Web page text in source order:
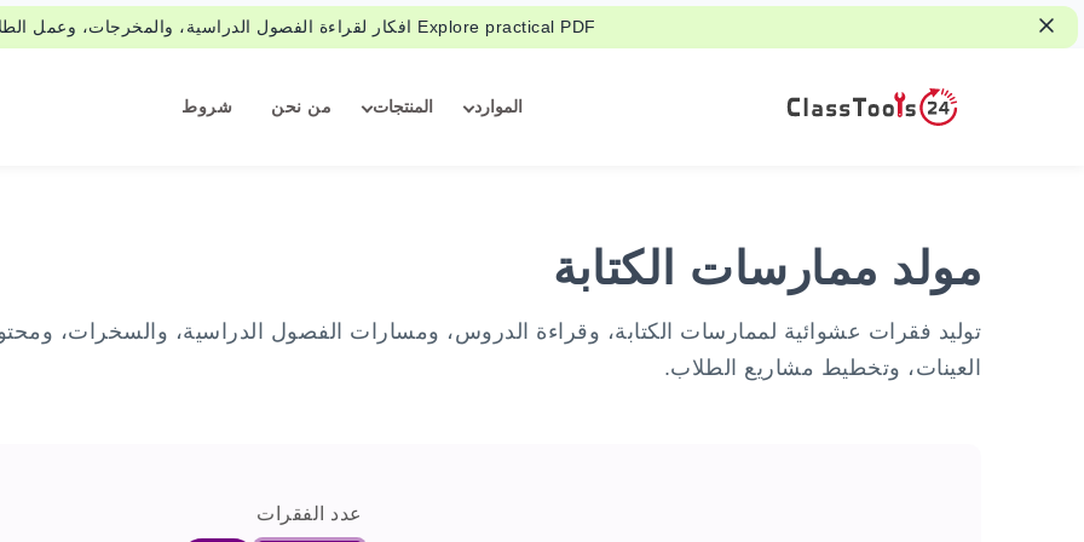
Explore practical PDF افكار لقراءة الفصول الدراسية، والمخرجات، وعمل الطلاب.
الموارد المنتجات من نحن شروط
مولد ممارسات الكتابة
توليد فقرات عشوائية لممارسات الكتابة، وقراءة الدروس، ومسارات الفصول الدراسية، والسخرات،
العينات، وتخطيط مشاريع الطلاب.
عدد الفقرات